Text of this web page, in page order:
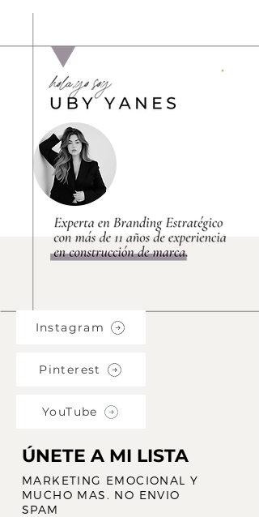
Instagram
Pinterest
YouTube
ÚNETE A MI LISTA
MARKETING EMOCIONAL Y
MUCHO MAS. NO ENVIO
SPAM